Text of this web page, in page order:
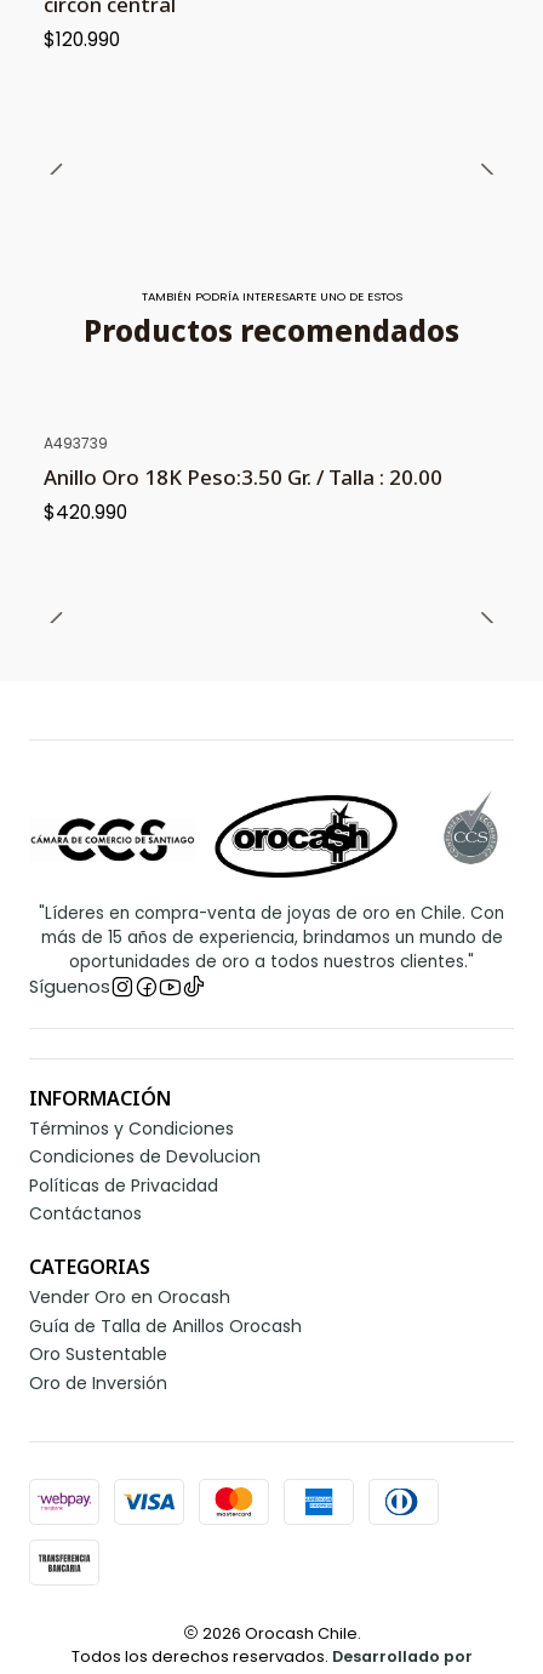
$120.990
TAMBIÉN PODRÍA INTERESARTE UNO DE ESTOS
Productos recomendados
A493739
Anillo Oro 18K Peso:3.50 Gr. / Talla : 20.00
$420.990
"Líderes en compra-venta de joyas de oro en Chile. Con
más de 15 años de experiencia, brindamos un mundo de
oportunidades de oro a todos nuestros clientes."
Síguenos
INFORMACIÓN
Términos y Condiciones
Condiciones de Devolucion
Políticas de Privacidad
Contáctanos
CATEGORIAS
Vender Oro en Orocash
Guía de Talla de Anillos Orocash
Oro Sustentable
Oro de Inversión
2026 Orocash Chile.
Todos los derechos reservados. Desarrollado por